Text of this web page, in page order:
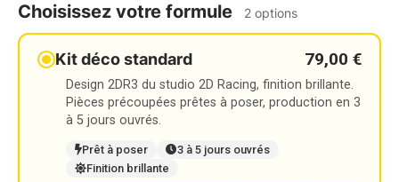
Choisissez votre formule 2 options
Kit déco standard 79,00 €
Design 2DR3 du studio 2D Racing, finition brillante.
Pièces précoupées prêtes à poser, production en 3
à 5 jours ouvrés.
Prêt à poser
3 à 5 jours ouvrés
Finition brillante